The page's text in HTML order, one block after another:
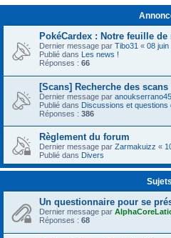
PokéCardex : Notre feuille de
Dernier message par Tibo31 « 08 juin
Publié dans Les news !
Réponses : 66
[Scans] Recherche des
Dernier message par anoukserrano45
Publié dans Discussions et questions
Réponses : 386
Règlement du forum
Dernier message par Zarmakuizz «
Publié dans Divers
Sujets
Un questionnaire pour se
Dernier message par
Réponses : 68